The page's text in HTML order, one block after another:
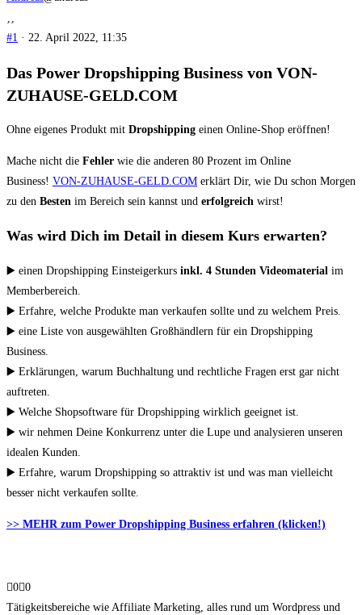
#1 · 22. April 2022, 11:35
Das Power Dropshipping Business von VON-
ZUHAUSE-GELD.COM
Ohne eigenes Produkt mit Dropshipping einen Online-Shop eröffnen!
Mache nicht die Fehler wie die anderen 80 Prozent im Online
Business! VON-ZUHAUSE-GELD.COM erklärt Dir, wie Du schon Morgen
zu den Besten im Bereich sein kannst und erfolgreich wirst!
Was wird Dich im Detail in diesem Kurs erwarten?
▶️ einen Dropshipping Einsteigerkurs inkl. 4 Stunden Videomaterial im
Memberbereich.
▶️ Erfahre, welche Produkte man verkaufen sollte und zu welchem Preis.
▶️ eine Liste von ausgewählten Großhändlern für ein Dropshipping
Business.
▶️ Erklärungen, warum Buchhaltung und rechtliche Fragen erst gar nicht
auftreten.
▶️ Welche Shopsoftware für Dropshipping wirklich geeignet ist.
▶️ wir nehmen Deine Konkurrenz unter die Lupe und analysieren unseren
idealen Kunden.
▶️ Erfahre, warum Dropshipping so attraktiv ist und was man vielleicht
besser nicht verkaufen sollte.
>> MEHR zum Power Dropshipping Business erfahren (klicken!)
Anklicken
für
0 Anklicken
für
0
Tätigkeitsbereiche wie Affiliate Marketing, alles rund um Wordpress und